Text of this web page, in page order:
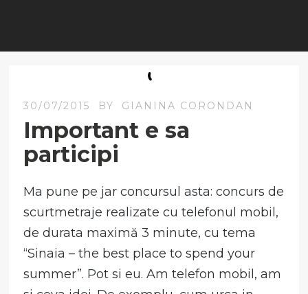
30/07/2015 BY GIANINA CORONDAN
Important e sa
participi
Ma pune pe jar concursul asta: concurs de
scurtmetraje realizate cu telefonul mobil,
de durata maximă 3 minute, cu tema
“Sinaia – the best place to spend your
summer”. Pot si eu. Am telefon mobil, am